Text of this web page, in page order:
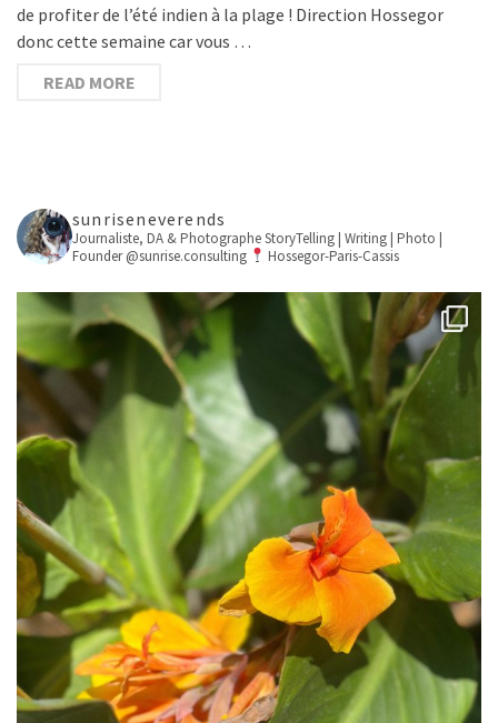
de profiter de l’été indien à la plage ! Direction Hossegor
donc cette semaine car vous …
READ MORE
sunriseneverends
Journaliste, DA & PhotographeStoryTelling | Writing | Photo |
Founder @sunrise.consulting
Hossegor-Paris-Cassis